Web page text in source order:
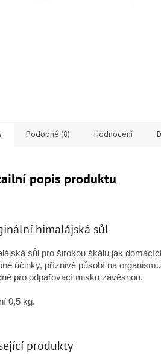
Podobné (8) Hodnocení
popis produktu
himalájská sůl
sůl pro širokou škálu jak
účinky, příznivě působí na
pro odpařovací misku závěsnou.
0,5 kg.
produkty